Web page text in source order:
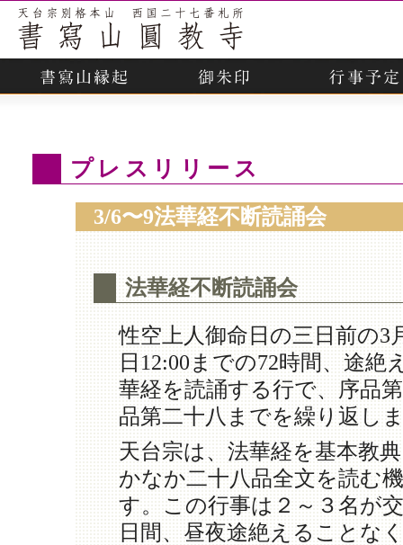
プレスリリース
3/6〜9法華経不断読誦会
法華経不断読誦会
性空上人御命日の三日前の3
日12:00までの72時間、途絶
華経を読誦する行で、序品
品第二十八までを繰り返し
天台宗は、法華経を基本教
かなか二十八品全文を読む
す。この行事は２～３名が
日間、昼夜途絶えることな